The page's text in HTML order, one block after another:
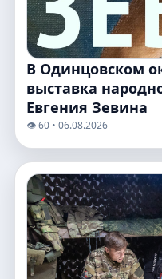
В Одинцовском
выставка
Евгения Зевина
👁️ 60 • 06.08.2026